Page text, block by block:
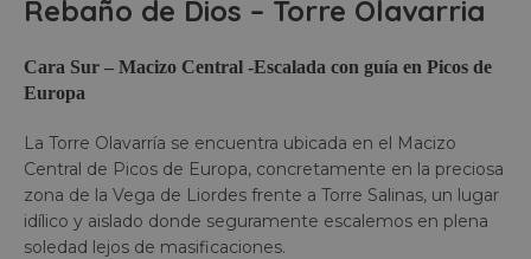
Rebaño de Dios – Torre Olavarria
Cara Sur – Macizo Central -Escalada con guía en Picos de
Europa
La Torre Olavarría se encuentra ubicada en el Macizo
Central de Picos de Europa, concretamente en la preciosa
zona de la Vega de Liordes frente a Torre Salinas, un lugar
idílico y aislado donde seguramente escalemos en plena
soledad lejos de masificaciones.